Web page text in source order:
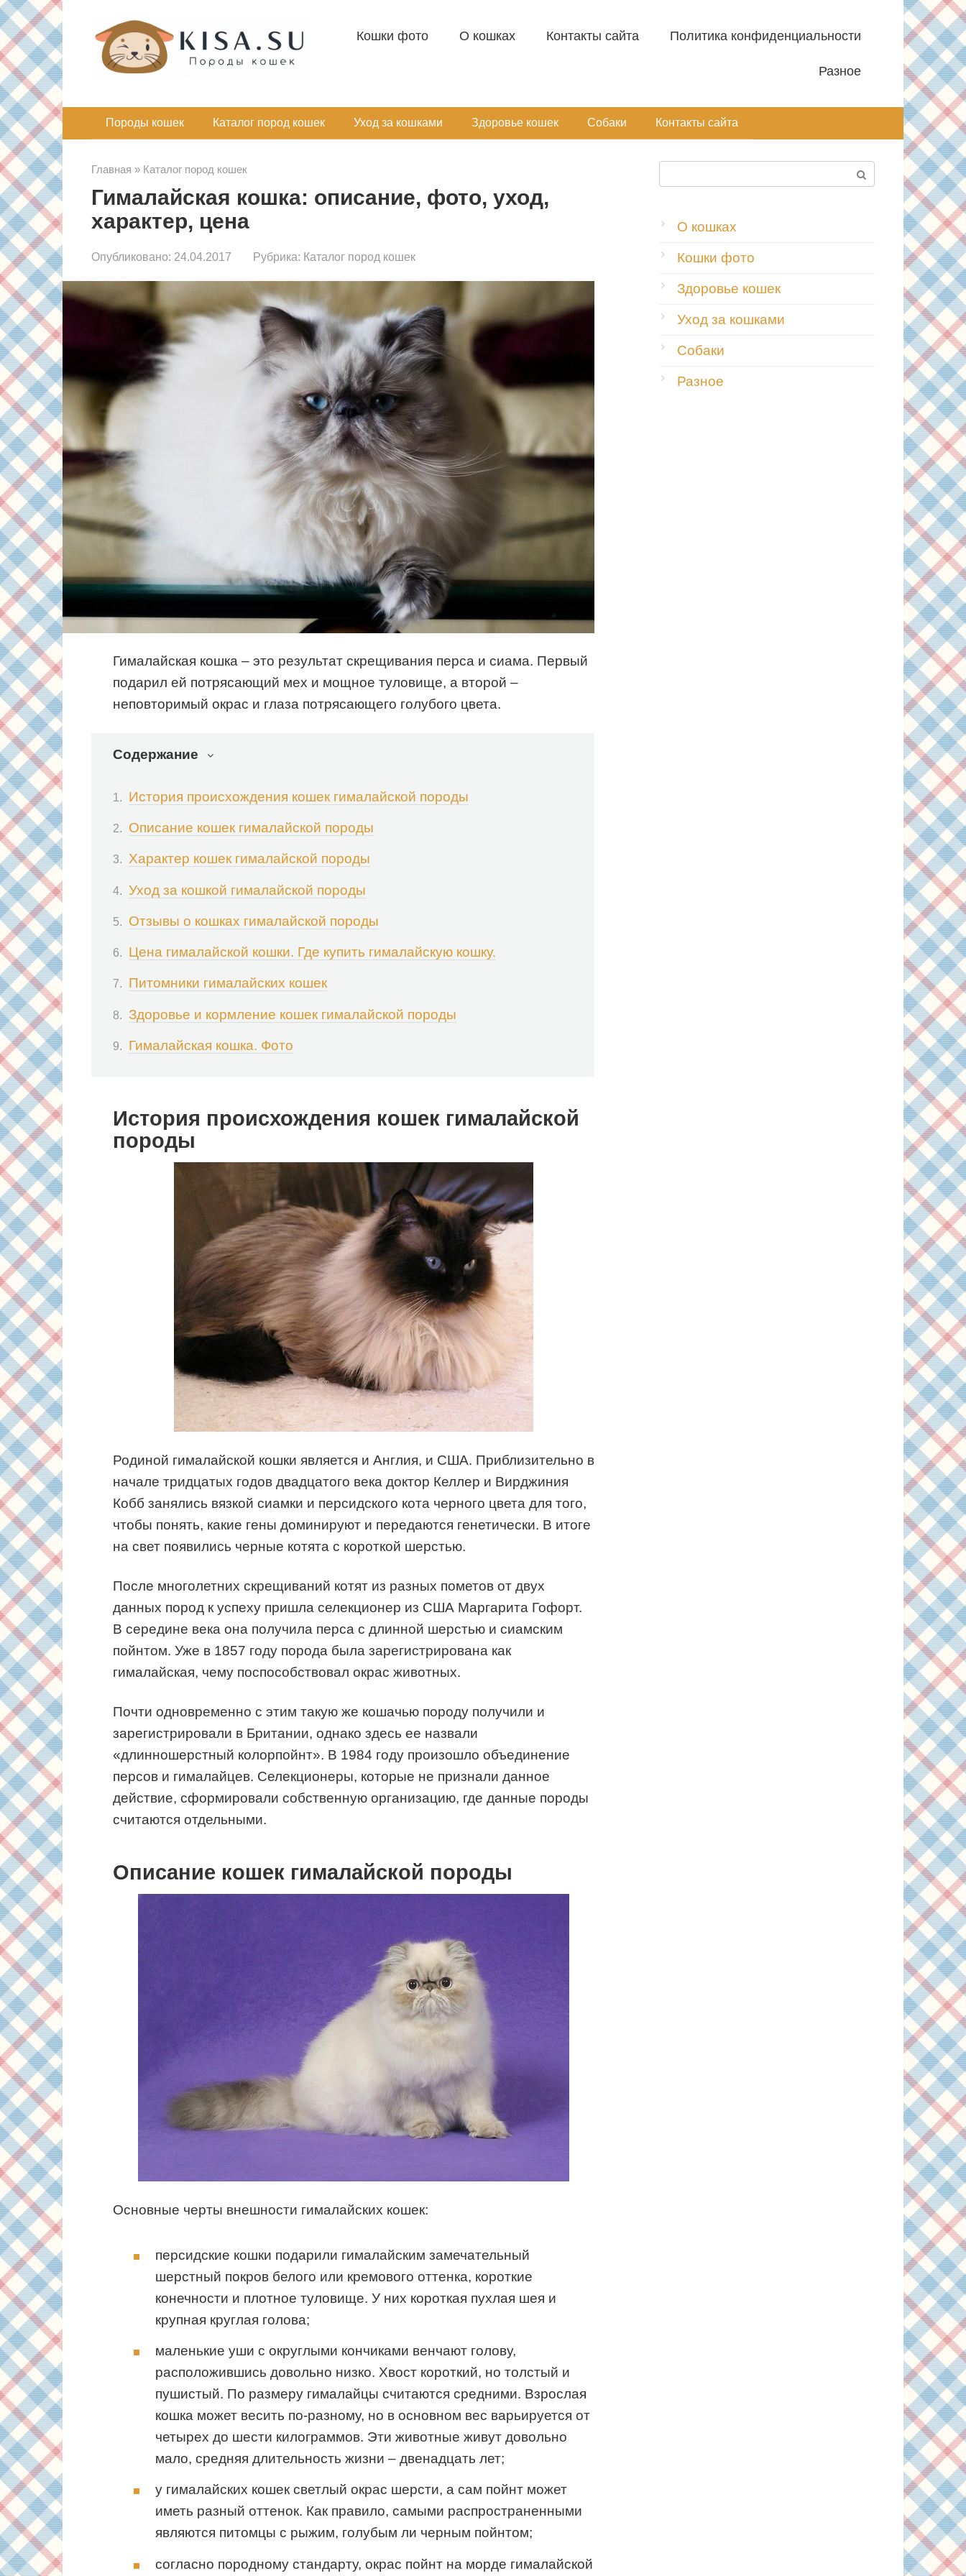
Перейти
к
контенту
Кошки фото О кошках Контакты сайта Политика конфиденциальности
Разное
Породы кошек Каталог пород кошек Уход за кошками Здоровье кошек Собаки Контакты сайта
Главная » Каталог пород кошек
Гималайская кошка: описание, фото, уход,
характер, цена
Опубликовано: 24.04.2017 Рубрика: Каталог пород кошек
Гималайская кошка – это результат скрещивания перса и сиама. Первый
подарил ей потрясающий мех и мощное туловище, а второй –
неповторимый окрас и глаза потрясающего голубого цвета.
Содержание
История происхождения кошек гималайской породы
Описание кошек гималайской породы
Характер кошек гималайской породы
Уход за кошкой гималайской породы
Отзывы о кошках гималайской породы
Цена гималайской кошки. Где купить гималайскую кошку.
Питомники гималайских кошек
Здоровье и кормление кошек гималайской породы
Гималайская кошка. Фото
История происхождения кошек гималайской
породы
Родиной гималайской кошки является и Англия, и США. Приблизительно в
начале тридцатых годов двадцатого века доктор Келлер и Вирджиния
Кобб занялись вязкой сиамки и персидского кота черного цвета для того,
чтобы понять, какие гены доминируют и передаются генетически. В итоге
на свет появились черные котята с короткой шерстью.
После многолетних скрещиваний котят из разных пометов от двух
данных пород к успеху пришла селекционер из США Маргарита Гофорт.
В середине века она получила перса с длинной шерстью и сиамским
пойнтом. Уже в 1857 году порода была зарегистрирована как
гималайская, чему поспособствовал окрас животных.
Почти одновременно с этим такую же кошачью породу получили и
зарегистрировали в Британии, однако здесь ее назвали
«длинношерстный колорпойнт». В 1984 году произошло объединение
персов и гималайцев. Селекционеры, которые не признали данное
действие, сформировали собственную организацию, где данные породы
считаются отдельными.
Описание кошек гималайской породы
Основные черты внешности гималайских кошек:
персидские кошки подарили гималайским замечательный
шерстный покров белого или кремового оттенка, короткие
конечности и плотное туловище. У них короткая пухлая шея и
крупная круглая голова;
маленькие уши с округлыми кончиками венчают голову,
расположившись довольно низко. Хвост короткий, но толстый и
пушистый. По размеру гималайцы считаются средними. Взрослая
кошка может весить по-разному, но в основном вес варьируется от
четырех до шести килограммов. Эти животные живут довольно
мало, средняя длительность жизни – двенадцать лет;
у гималайских кошек светлый окрас шерсти, а сам пойнт может
иметь разный оттенок. Как правило, самыми распространенными
являются питомцы с рыжим, голубым ли черным пойнтом;
согласно породному стандарту, окрас пойнт на морде гималайской
О кошках
Кошки фото
Здоровье кошек
Уход за кошками
Собаки
Разное